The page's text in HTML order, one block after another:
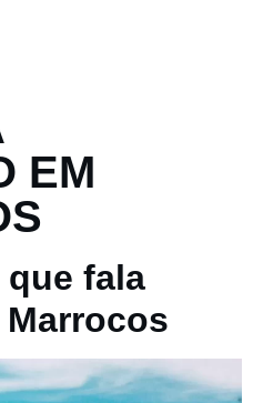
EM
fala